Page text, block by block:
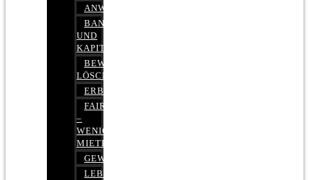
ANWALTSHAFTUNGSRECHT
BANK-
UND
KAPITALMARKTRECHT
BEWERTUNGEN
LÖSCHEN
ERBRECHT
FAIRMIETEN
–
WENIGER
MIETE
GEWERBERECHT
LEBENSVERSICHERUNG